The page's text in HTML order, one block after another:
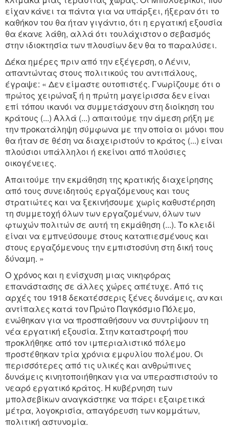
είχαν κάνει τα πάντα για να υπάρξει, ήξεραν ότι το
καθήκον του θα ήταν γιγάντιο, ότι η εργατική εξουσία
θα έκανε λάθη, αλλά ότι τουλάχιστον ο σεβασμός
στην ιδιοκτησία των πλουσίων δεν θα το παραλύσει.
Δέκα ημέρες πριν από την εξέγερση, ο Λένιν,
απαντώντας στους πολιτικούς του αντιπάλους,
έγραψε: « Δεν είμαστε ουτοπιστές. Γνωρίζουμε ότι ο
πρώτος χειρώναξ ή η πρώτη μαγείρισσα δεν είναι
επί τόπου ικανόι να συμμετάσχουν στη διοίκηση του
κράτους (...) Αλλά (...) απαιτούμε την άμεση ρήξη με
την προκατάληψη σύμφωνα με την οποία οι μόνοι που
θα ήταν σε θέση να διαχειριστούν το κράτος (...) είναι
πλούσιοι υπάλληλοι ή εκείνοι από πλούσιες
οικογένειες.
Απαιτούμε την εκμάθηση της κρατικής διαχείρησης
από τους συνειδητούς εργαζόμενους και τους
στρατιώτες και να ξεκινήσουμε χωρίς καθυστέρηση
τη συμμετοχή όλων των εργαζομένων, όλων των
φτωχών πολιτών σε αυτή τη εκμάθηση (...). Το κλειδί
είναι να εμπνεύσουμε στους καταπιεσμένους και
στους εργαζόμενους την εμπιστοσύνη στη δική τους
δύναμη. »
Ο χρόνος και η ενίσχυση μιας νικηφόρας
επανάστασης σε άλλες χώρες απέτυχε. Από τις
αρχές του 1918 δεκατέσσερις ξένες δυνάμεις, αν και
αντίπαλες κατά τον Πρώτο Παγκόσμιο Πόλεμο,
ενώθηκαν για να προσπαθήσουν να συντρίψουν τη
νέα εργατική εξουσία. Στην καταστροφή που
προκλήθηκε από τον ιμπεριαλιστικό πόλεμο
προστέθηκαν τρία χρόνια εμφυλίου πολέμου. Οι
περισσότερες από τις υλικές και ανθρώπινες
δυνάμεις κινητοποιήθηκαν για να υπερασπιστούν το
νεαρό εργατικό κράτος. Η κυβέρνηση των
μπολσεβίκων αναγκάστηκε να πάρει εξαιρετικά
μέτρα, λογοκρισία, απαγόρευση των κομμάτων,
πολιτική αστυνομία.